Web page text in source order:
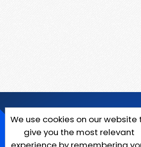
We use cookies on our website
give you the most relevant